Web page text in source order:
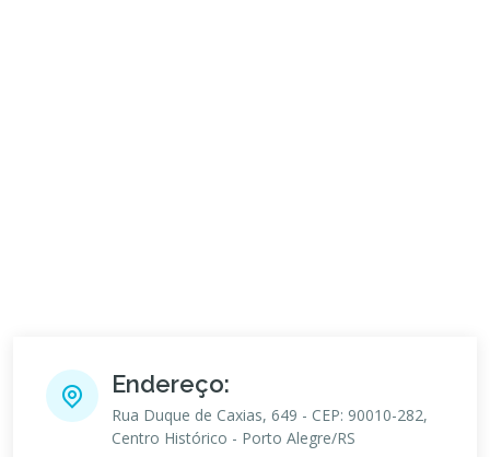
Endereço:
Rua Duque de Caxias, 649 - CEP: 90010-282,
Centro Histórico - Porto Alegre/RS